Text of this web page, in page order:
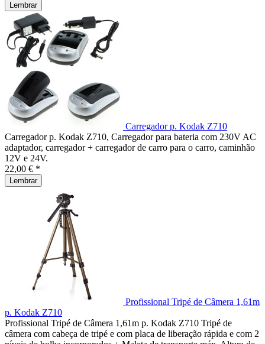
Lembrar
Carregador p. Kodak Z710
Carregador p. Kodak Z710, Carregador para bateria com 230V AC
adaptador, carregador + carregador de carro para o carro, caminhão
12V e 24V.
22,00 € *
Lembrar
Profissional Tripé de Câmera 1,61m
p. Kodak Z710
Profissional Tripé de Câmera 1,61m p. Kodak Z710 Tripé de
câmera com cabeça de tripé e com placa de liberação rápida e com 2